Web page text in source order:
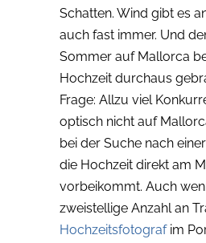
Schatten. Wind gibt es
auch fast immer. Und
Sommer auf Mallorca
Hochzeit durchaus
Frage: Allzu viel
optisch nicht auf
bei der Suche nach
die Hochzeit direkt am
vorbeikommt. Auch
zweistellige Anzahl an
Hochzeitsfotografim